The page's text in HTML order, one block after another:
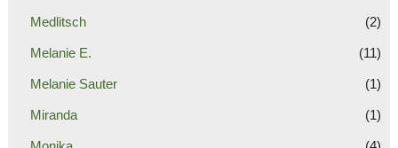
Medlitsch (2)
Melanie E. (11)
Melanie Sauter (1)
Miranda (1)